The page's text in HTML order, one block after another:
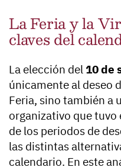
La Feria y la
claves del
La elección del 10 de
únicamente al deseo
Feria, sino también a
organizativo que
de los periodos de
las distintas
calendario. En este